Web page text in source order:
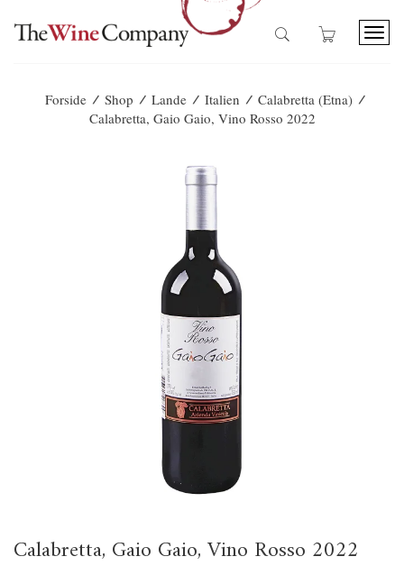
T
Forside / Shop / Lande / Italien / Calabretta (Etna) /
Calabretta, Gaio Gaio, Vino Rosso 2022
Calabretta, Gaio Gaio, Vino Rosso 2022